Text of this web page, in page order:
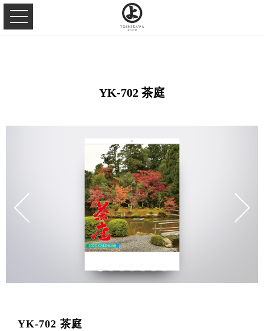
YK-702 茶庭
YK-702 茶庭